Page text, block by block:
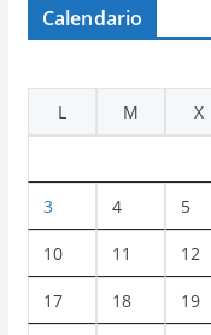
Calendario
L
M X
3 4 5
10 11 12
17 18 19